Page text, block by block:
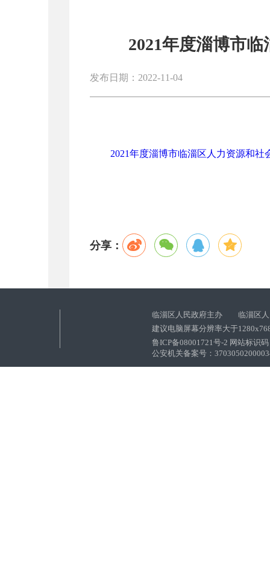
2021年度淄博市
发布日期：2022-11-04
2021年度淄博市临淄区人力资源和社
分享：
临淄区人民政府主办 临淄区人
建议电脑屏幕分辨率大于
鲁ICP备08001721号-2 网站标识
公安机关备案号：